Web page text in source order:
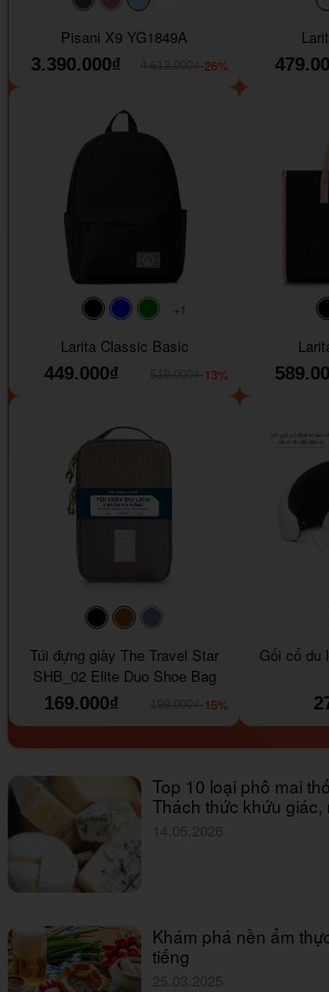
#40454a#b76e79
Pisani X9 YG1849A
3.390.000₫
-26%
#faf0e6#000000#0000FF
+1
Larita Classic Basic
449.000₫
-13%
#000000#964B00
Túi đựng giày The Travel Star
SHB_02 Elite Duo Shoe Bag
169.000₫
-15%
Gối cổ du
Top 10 loại phô mai
Thách thức khứu giác,
14.05.2026
Khám phá nền ẩm
tiếng
25.03.2025